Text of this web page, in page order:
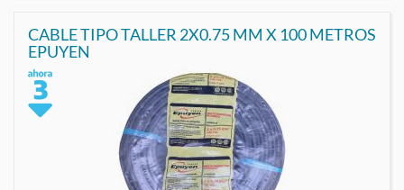
CABLE TIPO TALLER 2X0.75 MM X 100 METROS
EPUYEN